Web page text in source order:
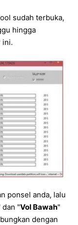
sudah terbuka,
hingga
ini.
ponsel anda, lalu
dan "Vol Bawah"
dengan